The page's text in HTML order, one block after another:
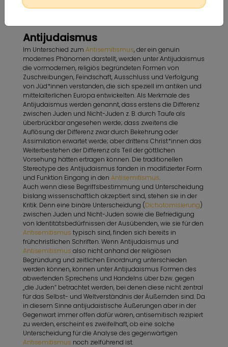
Antijudaismus
Im Unterschied zum Antisemitismus, der ein genuin
modernes Phänomen darstellt, werden unter Antijudaismus
die vormodernen, religiös begründeten Formen von
Zuschreibungen, Feindschaft, Ausschluss und Verfolgung
von Jüd*innen verstanden, die sich speziell im antiken und
mittelalterlichen Europa entwickelten. Als Merkmale des
Antijudaismus werden genannt, dass erstens die Differenz
zwischen Juden und Nicht-Juden z. B. durch Taufe als
überbrückbar angesehen werde; dass zweitens die
Auflösung der Differenz zwar durch Bekehrung oder
Assimilation erwartet werde; aber drittens Christ*innen das
Weiterbestehen der Differenz als Teil der göttlichen
Vorsehung hätten ertragen können. Die traditionellen
Stereotype des Antijudaismus fanden in modifizierter Form
und Funktion Eingang in den Antisemitismus.
Auch wenn diese Begriffsbestimmung und Unterscheidung
bislang wissenschaftlich akzeptiert sind, stehen sie in der
Kritik. Denn eine binäre Unterscheidung (Dichotomisierung)
zwischen Juden und Nicht-Juden sowie die Befriedigung
von Identitätsbedürfnissen der Ausübenden, wie sie für den
Antisemitismus typisch sind, finden sich bereits in
frühchristlichen Schriften. Wenn Antijudaismus und
Antisemitismus also nicht anhand der religiösen
Begründung und zeitlichen Einordnung unterschieden
werden können, können unter Antijudaismus Formen des
abwertenden Sprechens und Handelns über bzw. gegen
„die Juden“ betrachtet werden, bei denen diese nicht zentral
für das Selbst- und Weltverständnis der Äußernden sind. Da
in diesem Sinne antijudaistische Äußerungen aber in der
Gegenwart immer offen dafür wären, antisemitisch rezipiert
zu werden, erscheint es zweifelhaft, ob eine solche
Unterscheidung für die Analyse des gegenwärtigen
Antisemitismus noch zielführend ist.